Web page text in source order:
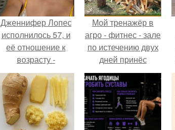
Дженнифер Лопес
исполнилось 57, и
её отношение к
возрасту -
настоящий
манифест
уверенности: "не
говорите, что я
отлично выгляжу
Мой тренажёр в
агро - фитнес - зале
по истечению двух
дней принёс
ощутимый
результат.